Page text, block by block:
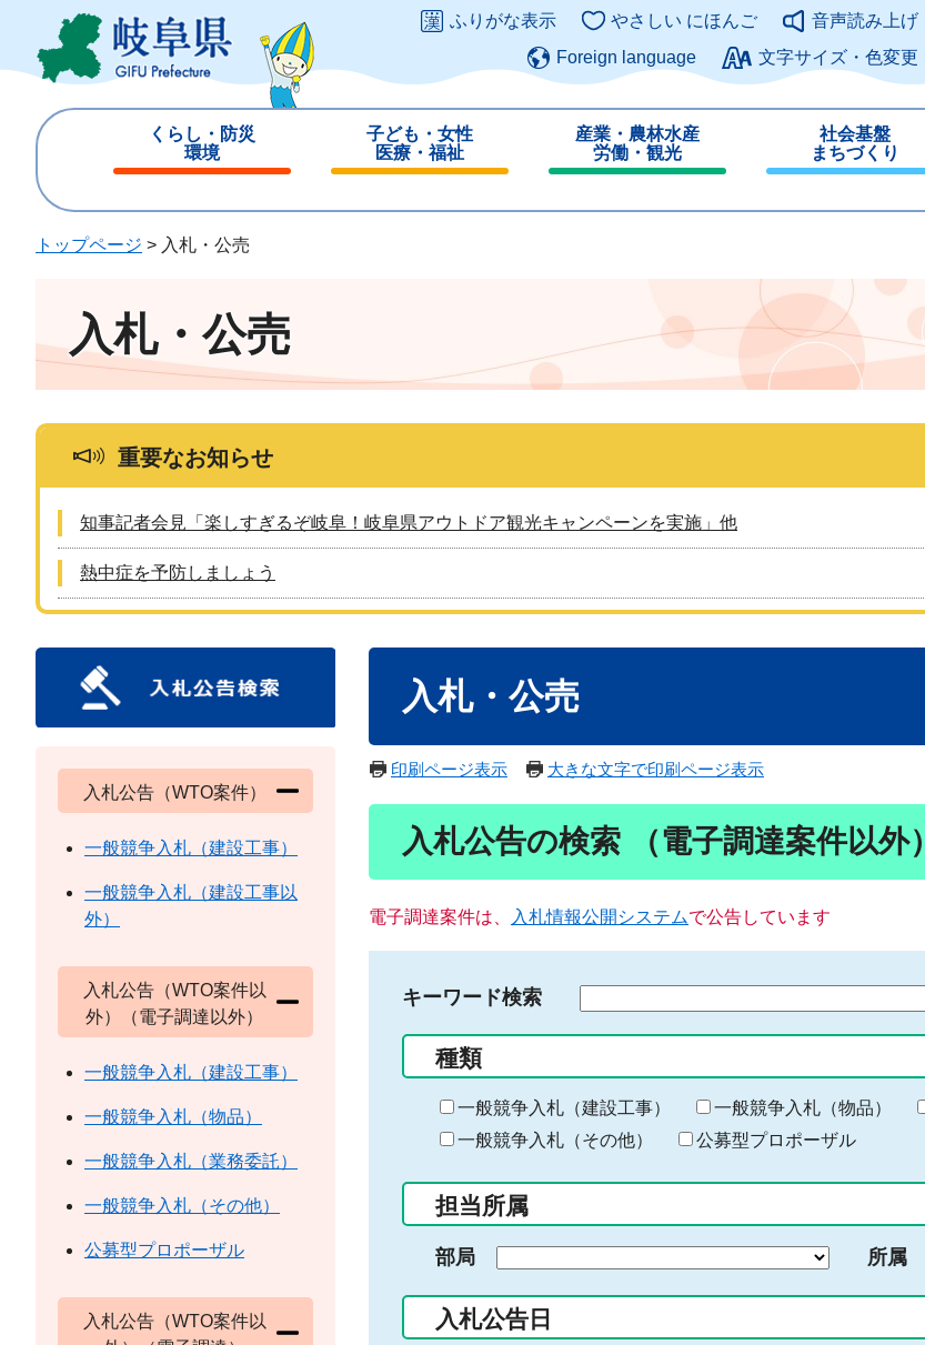
ジ
ュ
このページの本文へ
ふりがな表示 やさしい にほんご
音声読み上げ
Foreign language
文字サイズ・色変更
くらし・防災
環境
じ
子ども・女性
医療・福祉
じ
産業・農林水産
労働・観光
じ
社会基盤
まちづくり
じ
トップページ > 入札・公売
入札・公売
重要なお知らせ
知事記者会見「楽しすぎるぞ岐阜！岐阜県アウトドア観光キャンペーンを実施」他
熱中症を予防しましょう
入札・公売
印刷ページ表示 大きな文字で印刷ページ表示
入札公告の検索 （電子調達案件以外）
電子調達案件は、 入札情報公開システムで公告しています
キーワード検索
る
キ
ー
ー
入
力
種類
一般競争入札（建設工事） 一般競争入札（物品）
一般競争入札（その他）
公募型プロポーザル
担当所属
部局 所属
入札公告日
入札公告（WTO案件）
一般競争入札（建設工事）
一般競争入札（建設工事以
外）
入札公告（WTO案件以
外）（電子調達以外）
一般競争入札（建設工事）
一般競争入札（物品）
一般競争入札（業務委託）
一般競争入札（その他）
公募型プロポーザル
入札公告（WTO案件以